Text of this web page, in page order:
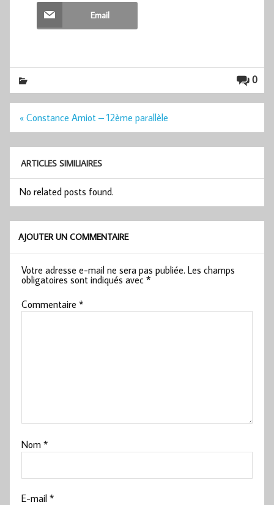
Email
0
Navigation
« Constance Amiot – 12ème parallèle
ARTICLES SIMILIAIRES
No related posts found.
AJOUTER UN COMMENTAIRE
Votre adresse e-mail ne sera pas publiée. Les champs
obligatoires sont indiqués avec*
Commentaire*
Nom*
E-mail*